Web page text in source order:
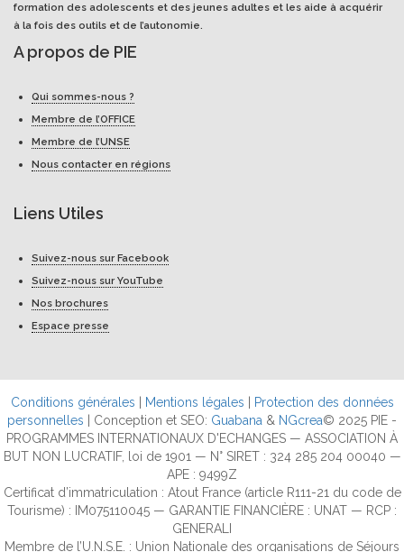
formation des adolescents et des jeunes adultes et les aide à acquérir
à la fois des outils et de l’autonomie.
A propos de PIE
Qui sommes-nous ?
Membre de l’OFFICE
Membre de l’UNSE
Nous contacter en régions
Liens Utiles
Suivez-nous sur Facebook
Suivez-nous sur YouTube
Nos brochures
Espace presse
Conditions générales Mentions légales
Protection des données
personnelles | Conception et SEO: Guabana & NGcrea© 2025 PIE -
PROGRAMMES INTERNATIONAUX D'ECHANGES — ASSOCIATION À
BUT NON LUCRATIF, loi de 1901 — N° SIRET : 324 285 204 00040 —
APE : 9499Z
Certificat d’immatriculation : Atout France (article R111-21 du code de
Tourisme) : IM075110045 — GARANTIE FINANCIÈRE : UNAT — RCP :
GENERALI
Membre de l’U.N.S.E. : Union Nationale des organisations de Séjours